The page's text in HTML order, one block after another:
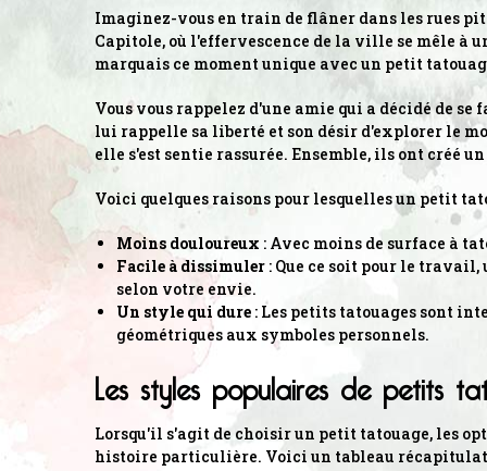
Imaginez-vous en train de flâner dans les rues
Capitole, où l'effervescence de la ville se mêle à
marquais ce moment unique avec un petit
Vous vous rappelez d'une amie qui a décidé de
lui rappelle sa liberté et son désir d'explorer le
elle s'est sentie rassurée. Ensemble, ils ont créé
Voici quelques raisons pour lesquelles un petit
Moins douloureux : Avec moins de surface à
Facile à dissimuler : Que ce soit pour le
selon votre envie.
Un style qui dure : Les petits tatouages sont
géométriques aux symboles personnels.
Les styles populaires de petits
Lorsqu'il s'agit de choisir un petit tatouage, les
histoire particulière. Voici un tableau